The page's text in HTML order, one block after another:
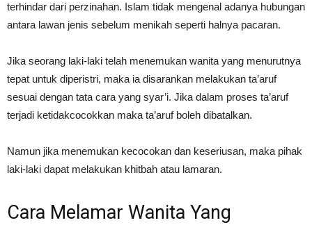
terhindar dari perzinahan. Islam tidak mengenal adanya hubungan
antara lawan jenis sebelum menikah seperti halnya pacaran.
Jika seorang laki-laki telah menemukan wanita yang menurutnya
tepat untuk diperistri, maka ia disarankan melakukan ta’aruf
sesuai dengan tata cara yang syar’i. Jika dalam proses ta’aruf
terjadi ketidakcocokkan maka ta’aruf boleh dibatalkan.
Namun jika menemukan kecocokan dan keseriusan, maka pihak
laki-laki dapat melakukan khitbah atau lamaran.
Cara Melamar Wanita Yang